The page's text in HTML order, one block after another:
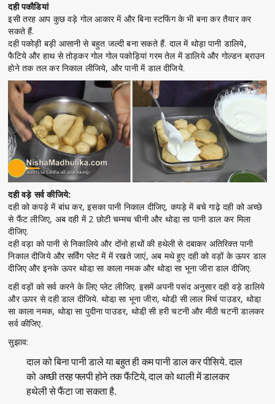
दही पकौडियां
इसी तरह आप कुछ वड़े गोल आकार में और बिना स्टफिंग के भी बना कर तैयार कर
सकते हैं.
दही पकोड़ी बड़ी आसानी से बहुत जल्दी बना सकते हैं. दाल में थोड़ा पानी डालिये,
फैटिये और हाथ से तोड़कर गोल गोल पकोड़ियां गरम तेल में डालिये और गोल्डन ब्राउन
होने तक तल कर निकाल लीजिये, और पानी में डाल दीजिये.
दही वड़े सर्व कीजिये:
दही को कपड़े में बांध कर, इसका पानी निकाल दीजिए, कपड़े में बचे गाढ़े दही को अच्छे
से फैंट लीजिए, अब दही में 2 छोटी चम्मच चीनी और थोडा़ सा पानी डाल कर मिला
दीजिए.
दही वड़ा को पानी से निकालिये और दोंनो हाथों की हथेली से दबाकर अतिरिक्त पानी
निकाल दीजिये और सर्विंग प्लेट में में रखते जाएं, अब मथे हुए दही को वड़ों के ऊपर डाल
दीजिए और इनके ऊपर थोडा़ सा काला नमक और थोडा़ सा भूना जीरा डाल दीजिए.
दही वड़ों को सर्व करने के लिए प्लेट लीजिए. इसमें अपनी पसंद अनुसार दही वड़े डालिये
और ऊपर से दही डाल दीजिये. थोडा़ सा भूना जीरा, थोडी़ सी लाल मिर्च पाउडर, थोडा़
सा काला नमक, थोडा़ सा पुदीना पाउडर, थोडी़ सी हरी चटनी और मीठी चटनी डालकर
सर्व कीजिए.
सुझाव:
दाल को बिना पानी डाले या बहुत ही कम पानी डाल कर पीसिये. दाल
को अच्छी तरह फ्लपी होने तक फैंटिये, दाल को थाली में डालकर
हथेली से फैंटा जा सकता है.